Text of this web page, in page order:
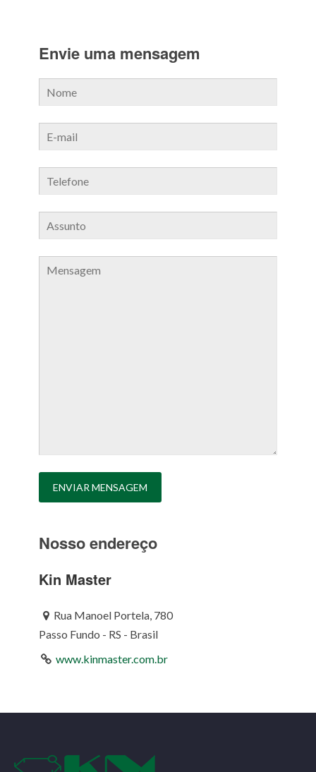
Envie uma mensagem
Nosso endereço
Kin Master
Rua Manoel Portela, 780
Passo Fundo - RS - Brasil
www.kinmaster.com.br